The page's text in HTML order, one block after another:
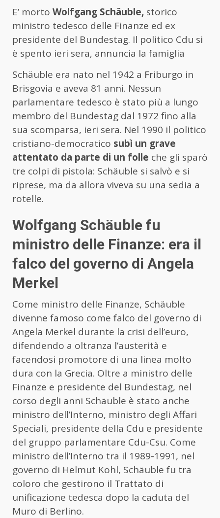
E’ morto Wolfgang Schäuble, storico
ministro tedesco delle Finanze ed ex
presidente del Bundestag. Il politico Cdu si
è spento ieri sera, annuncia la famiglia
Schäuble era nato nel 1942 a Friburgo in
Brisgovia e aveva 81 anni. Nessun
parlamentare tedesco è stato più a lungo
membro del Bundestag dal 1972 fino alla
sua scomparsa, ieri sera. Nel 1990 il politico
cristiano-democratico subì un grave
attentato da parte di un folle che gli sparò
tre colpi di pistola: Schäuble si salvò e si
riprese, ma da allora viveva su una sedia a
rotelle.
Wolfgang Schäuble fu
ministro delle Finanze: era il
falco del governo di Angela
Merkel
Come ministro delle Finanze, Schäuble
divenne famoso come falco del governo di
Angela Merkel durante la crisi dell’euro,
difendendo a oltranza l’austerità e
facendosi promotore di una linea molto
dura con la Grecia. Oltre a ministro delle
Finanze e presidente del Bundestag, nel
corso degli anni Schäuble è stato anche
ministro dell’Interno, ministro degli Affari
Speciali, presidente della Cdu e presidente
del gruppo parlamentare Cdu-Csu. Come
ministro dell’Interno tra il 1989-1991, nel
governo di Helmut Kohl, Schäuble fu tra
coloro che gestirono il Trattato di
unificazione tedesca dopo la caduta del
Muro di Berlino.